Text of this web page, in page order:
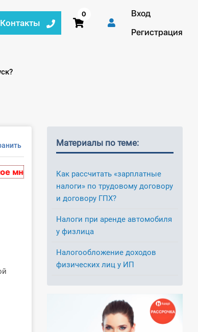
Контакты
0
Вход
Регистрация
и носят рекомендательный характер.
Материалы по теме:
Как рассчитать «зарплатные
налоги» по трудовому договору
и договору ГПХ?
Налоги при аренде автомобиля
у физлица
Налогообложение доходов
физических лиц у ИП